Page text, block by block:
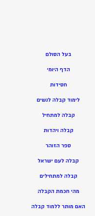
בעל הסולם
הדף היומי
חסידות
לימוד קבלה לנשים
קבלה למתחיל
קבלה ויהדות
ספר הזוהר
קבלה לעם ישראל
קבלה למתחילים
מהי חכמת הקבלה
האם מותר ללמוד קבלה